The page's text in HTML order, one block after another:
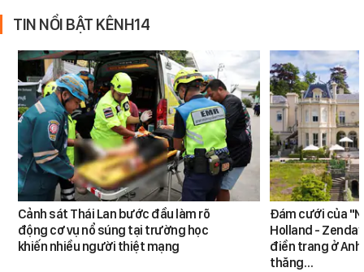
TIN NỔI BẬT KÊNH14
Cảnh sát Thái Lan bước đầu làm rõ
động cơ vụ nổ súng tại trường học
khiến nhiều người thiệt mạng
Đám cưới của
Holland -
điền trang ở
thăng…